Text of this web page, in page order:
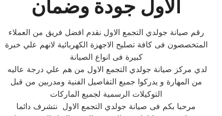
الاول جودة وضمان
رقم صيانة جولدي التجمع الاول نقدم افضل فريق من العملاء
المتخصصون فى كافة تصليح الاجهزة الكهربائية لانهم علي خبرة
كبيرة فى انواع الصيانة
من المهارة و يدركوا جميع التفاصيل الفنية ومدربين من قبل
التوكيلات الرسمية لجميع الماركات
مرحبا بكم فى صيانة جولدي التجمع الاول نتشرف دائما